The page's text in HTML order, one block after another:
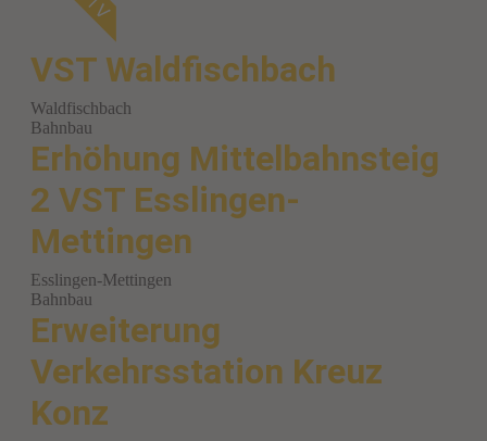
VST Waldfischbach
Waldfischbach
Bahnbau
Erhöhung Mittelbahnsteig
2 VST Esslingen-
Mettingen
Esslingen-Mettingen
Bahnbau
Erweiterung
Verkehrsstation Kreuz
Konz